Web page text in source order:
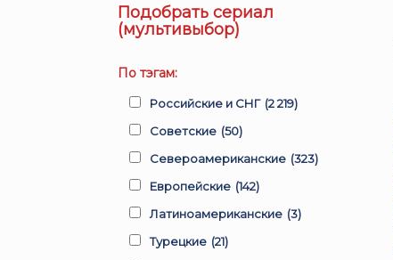
Подобрать сериал
(мультивыбор)
По тэгам:
Российские и СНГ (2 219)
Советские (50)
Североамериканские (323)
Европейские (142)
Латиноамериканские (3)
Турецкие (21)